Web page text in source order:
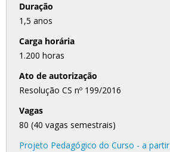
Duração
1,5 anos
Carga horária
1.200 horas
Ato de autorização
Resolução CS nº 199/2016
Vagas
80 (40 vagas semestrais)
Projeto Pedagógico do Curso - a